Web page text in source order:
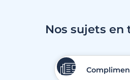
3 minutes
Nos sujets en